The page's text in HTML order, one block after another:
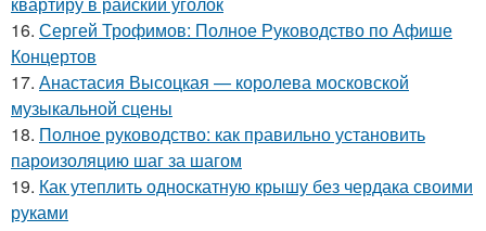
16. Сергей Трофимов: Полное Руководство по Афише
Концертов
17. Анастасия Высоцкая — королева московской
музыкальной сцены
18. Полное руководство: как правильно установить
пароизоляцию шаг за шагом
19. Как утеплить односкатную крышу без чердака своими
руками